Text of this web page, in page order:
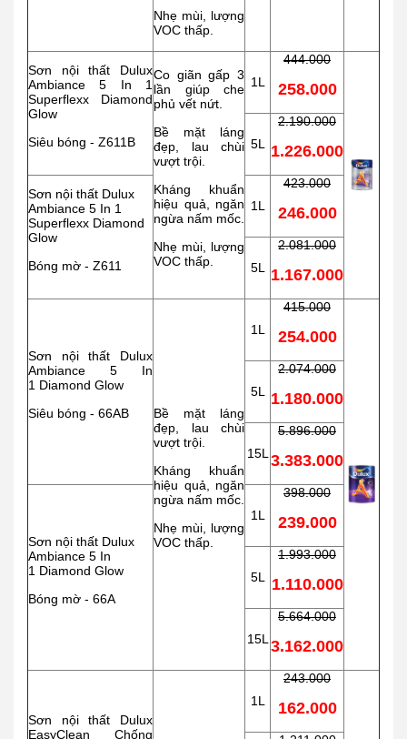
Nhẹ mùi, lượng
VOC thấp.
Sơn nội thất Dulux
Ambiance 5 In 1
Superflexx Diamond
Glow
Siêu bóng - Z611B
Co giãn gấp 3
lần giúp che
phủ vết nứt.
Bề mặt láng
đẹp, lau chùi
vượt trội.
Kháng khuẩn
hiệu quả, ngăn
ngừa nấm mốc.
Nhẹ mùi, lượng
VOC thấp.
1L
444.000
258.000
5L
2.190.000
1.226.000
Sơn nội thất Dulux
Ambiance 5 In 1
Superflexx Diamond
Glow
Bóng mờ - Z611
1L
423.000
246.000
5L
2.081.000
1.167.000
Sơn nội thất Dulux
Ambiance 5 In
1 Diamond Glow
Siêu bóng - 66AB
Bề mặt láng
đẹp, lau chùi
vượt trội.
Kháng khuẩn
hiệu quả, ngăn
ngừa nấm mốc.
Nhẹ mùi, lượng
VOC thấp.
1L
415.000
254.000
5L
2.074.000
1.180.000
15L
5.896.000
3.383.000
Sơn nội thất Dulux
Ambiance 5 In
1 Diamond Glow
Bóng mờ - 66A
1L
398.000
239.000
5L
1.993.000
1.110.000
15L
5.664.000
3.162.000
Sơn nội thất Dulux
EasyClean Chống
1L
243.000
162.000